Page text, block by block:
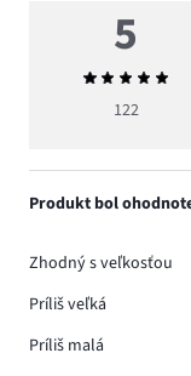
5
Priemerné
122
Produkt bol
Zhodný s veľkosťou
Príliš veľká
Príliš malá